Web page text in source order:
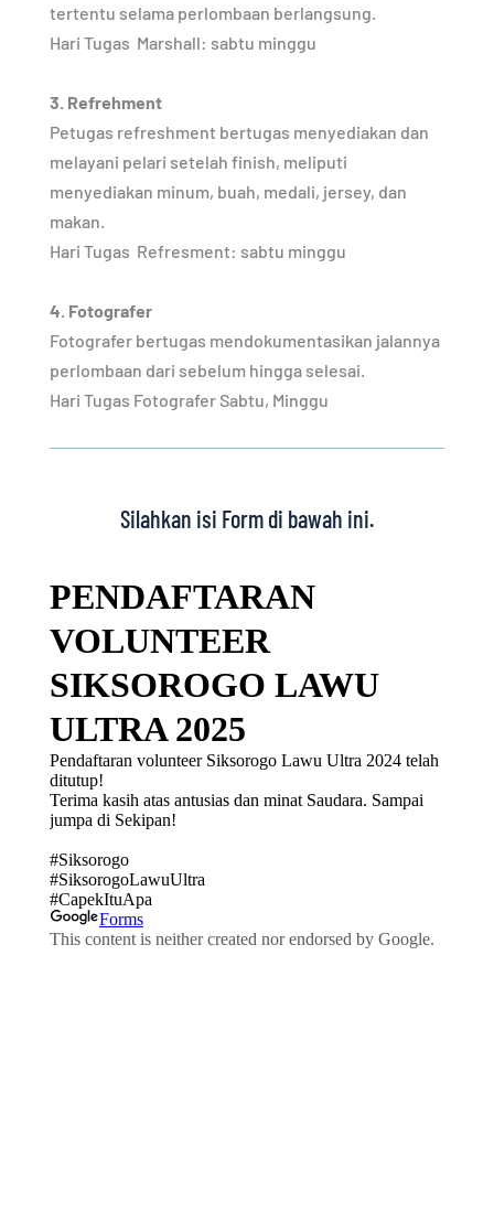
tertentu selama perlombaan berlangsung.
Hari Tugas Marshall: sabtu minggu
3. Refrehment
Petugas refreshment bertugas menyediakan dan
melayani pelari setelah finish, meliputi
menyediakan minum, buah, medali, jersey, dan
makan.
Hari Tugas Refresment: sabtu minggu
4. Fotografer
Fotografer bertugas mendokumentasikan jalannya
perlombaan dari sebelum hingga selesai.
Hari Tugas Fotografer Sabtu, Minggu
Silahkan isi Form di bawah ini.